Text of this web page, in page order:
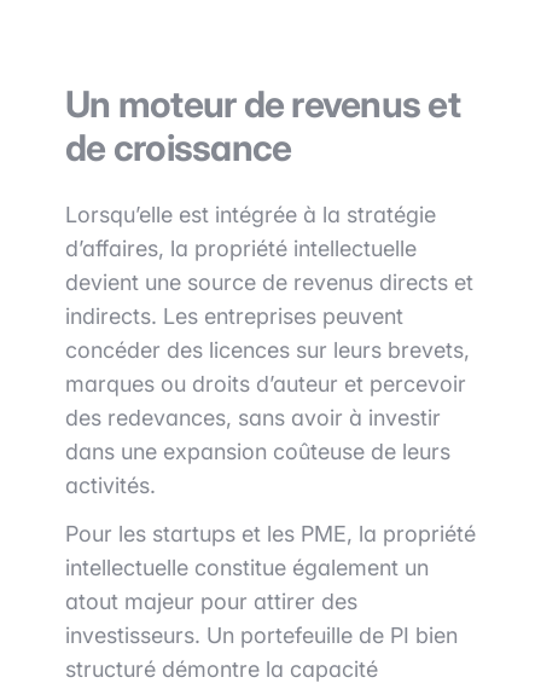
Un moteur de revenus et
de croissance
Lorsqu’elle est intégrée à la stratégie
d’affaires, la propriété intellectuelle
devient une source de revenus directs et
indirects. Les entreprises peuvent
concéder des licences sur leurs brevets,
marques ou droits d’auteur et percevoir
des redevances, sans avoir à investir
dans une expansion coûteuse de leurs
activités.
Pour les startups et les PME, la propriété
intellectuelle constitue également un
atout majeur pour attirer des
investisseurs. Un portefeuille de PI bien
structuré démontre la capacité